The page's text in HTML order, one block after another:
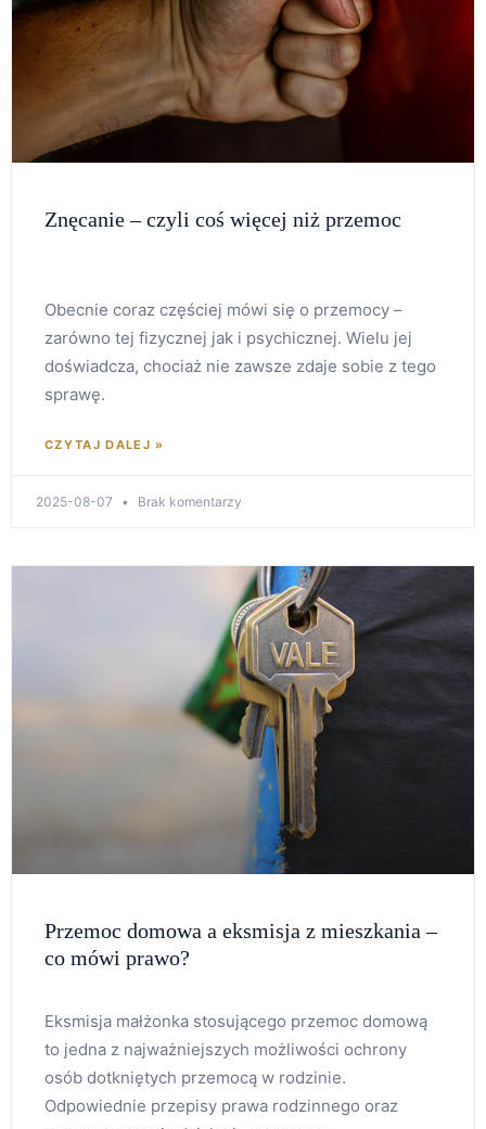
Znęcanie – czyli coś więcej niż przemoc
Obecnie coraz częściej mówi się o przemocy –
zarówno tej fizycznej jak i psychicznej. Wielu jej
doświadcza, chociaż nie zawsze zdaje sobie z tego
sprawę.
CZYTAJ DALEJ »
2025-08-07 Brak komentarzy
Przemoc domowa a eksmisja z mieszkania –
co mówi prawo?
Eksmisja małżonka stosującego przemoc domową
to jedna z najważniejszych możliwości ochrony
osób dotkniętych przemocą w rodzinie.
Odpowiednie przepisy prawa rodzinnego oraz